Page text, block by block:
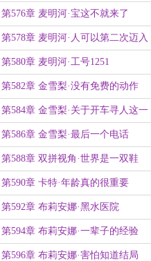
第576章 麦明河·宝这不就来了
第578章 麦明河·人可以第二次迈入
相同的沼泽
第580章 麦明河·工号1251
第582章 金雪梨·没有免费的动作
第584章 金雪梨·关于开车寻人这一
个假设行动
第586章 金雪梨·最后一个电话
第588章 双拼视角·世界是一双鞋
第590章 卡特·年龄真的很重要
第592章 布莉安娜·黑水医院
第594章 布莉安娜·一辈子的经验
第596章 布莉安娜·害怕知道结局